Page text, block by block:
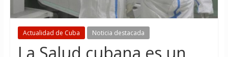
Actualidad de Cuba Noticia destacada